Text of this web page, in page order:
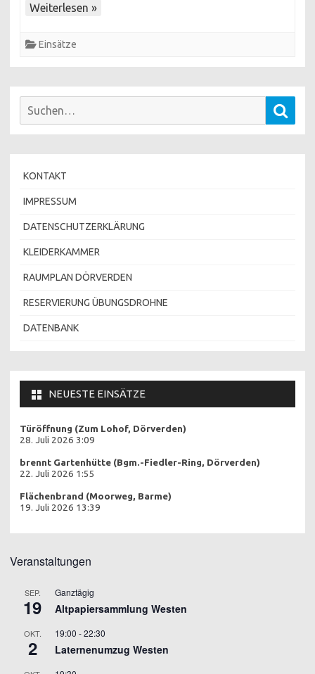
Weiterlesen »
Einsätze
Suchen
KONTAKT
IMPRESSUM
DATENSCHUTZERKLÄRUNG
KLEIDERKAMMER
RAUMPLAN DÖRVERDEN
RESERVIERUNG ÜBUNGSDROHNE
DATENBANK
NEUESTE EINSÄTZE
Türöffnung (Zum Lohof, Dörverden)
28. Juli 2026 3:09
brennt Gartenhütte (Bgm.-Fiedler-Ring, Dörverden)
22. Juli 2026 1:55
Flächenbrand (Moorweg, Barme)
19. Juli 2026 13:39
Veranstaltungen
SEP.
19
Ganztägig
Altpapiersammlung Westen
OKT.
2
19:00 -22:30
Laternenumzug Westen